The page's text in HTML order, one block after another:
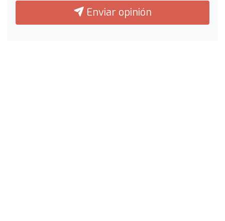
Enviar opinión